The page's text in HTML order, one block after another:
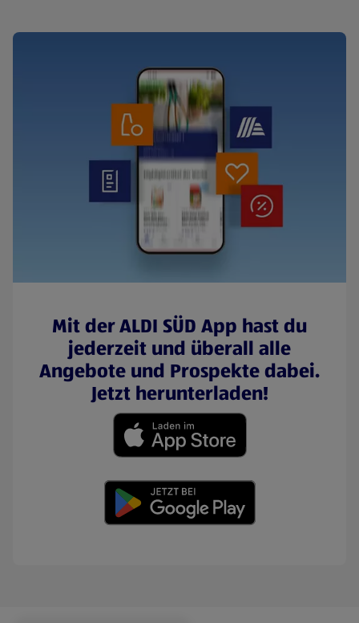
Mit der ALDI SÜD App hast du
jederzeit und überall alle
Angebote und Prospekte dabei.
Jetzt herunterladen!